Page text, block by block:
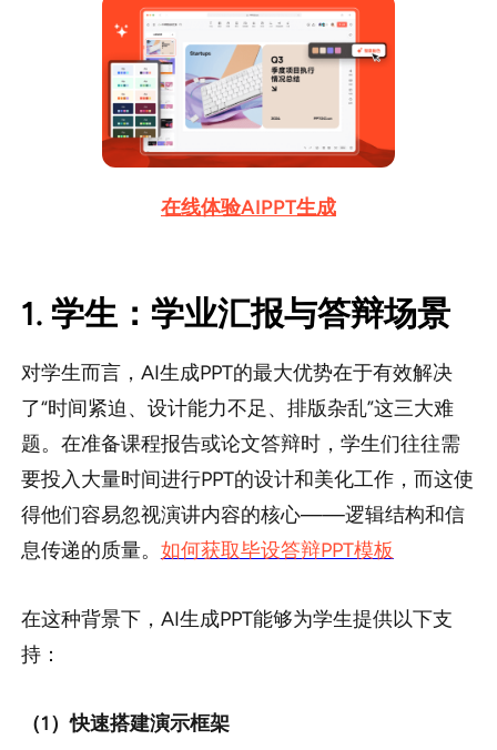
在线体验AIPPT生成
1. 学生：学业汇报与答辩场景
对学生而言，AI生成PPT的最大优势在于有效解决
了“时间紧迫、设计能力不足、排版杂乱”这三大难
题。在准备课程报告或论文答辩时，学生们往往需
要投入大量时间进行PPT的设计和美化工作，而这使
得他们容易忽视演讲内容的核心——逻辑结构和信
息传递的质量。 如何获取毕设答辩PPT模板
在这种背景下，AI生成PPT能够为学生提供以下支
持：
（1）快速搭建演示框架